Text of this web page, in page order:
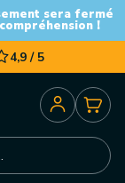
sera fermé
!
4,9 / 5